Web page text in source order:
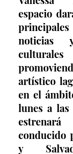
espacio
noticias
artístico
en el
lunes a
estrenará
conducido
y